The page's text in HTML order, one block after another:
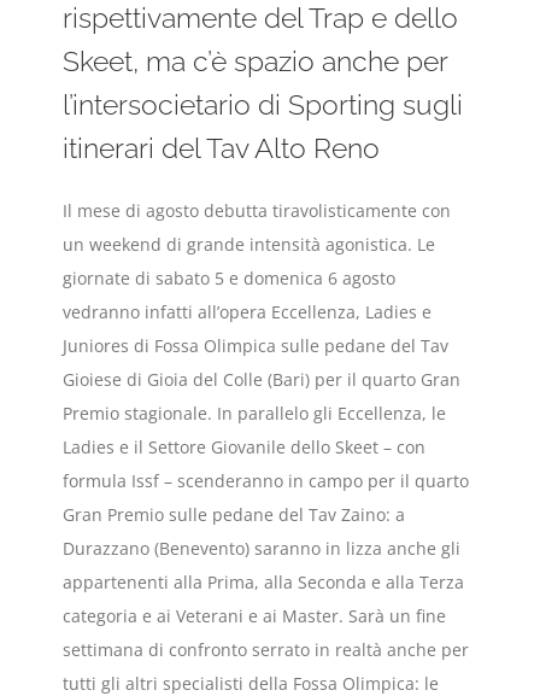
rispettivamente del Trap e dello
Skeet, ma c’è spazio anche per
l’intersocietario di Sporting sugli
itinerari del Tav Alto Reno
Il mese di agosto debutta tiravolisticamente con
un weekend di grande intensità agonistica. Le
giornate di sabato 5 e domenica 6 agosto
vedranno infatti all’opera Eccellenza, Ladies e
Juniores di Fossa Olimpica sulle pedane del Tav
Gioiese di Gioia del Colle (Bari) per il quarto Gran
Premio stagionale. In parallelo gli Eccellenza, le
Ladies e il Settore Giovanile dello Skeet – con
formula Issf – scenderanno in campo per il quarto
Gran Premio sulle pedane del Tav Zaino: a
Durazzano (Benevento) saranno in lizza anche gli
appartenenti alla Prima, alla Seconda e alla Terza
categoria e ai Veterani e ai Master. Sarà un fine
settimana di confronto serrato in realtà anche per
tutti gli altri specialisti della Fossa Olimpica: le